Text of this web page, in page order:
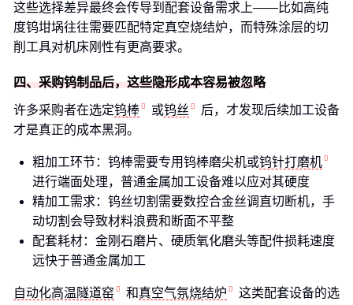
这些选择差异最终会传导到配套设备需求上——比如高纯
度钨坩埚往往需要匹配特定真空烧结炉，而特殊涂层的切
削工具对机床刚性有更高要求。
四、采购钨制品后，这些隐形成本容易被忽略
许多采购者在选定钨棒 或钨丝
后，才发现后续加工设备
才是真正的成本黑洞。
粗加工环节：钨棒需要专用钨棒磨尖机或钨针打磨机
进行端面处理，普通金属加工设备难以应对其硬度
精加工需求：钨丝切割需要数控合金丝调直切断机，手
动切割会导致材料浪费和断面不平整
配套耗材：金刚石磨片、硬质氧化磨头等配件损耗速度
远快于普通金属加工
自动化高温隧道窑 和真空气氛烧结炉
这类配套设备的选